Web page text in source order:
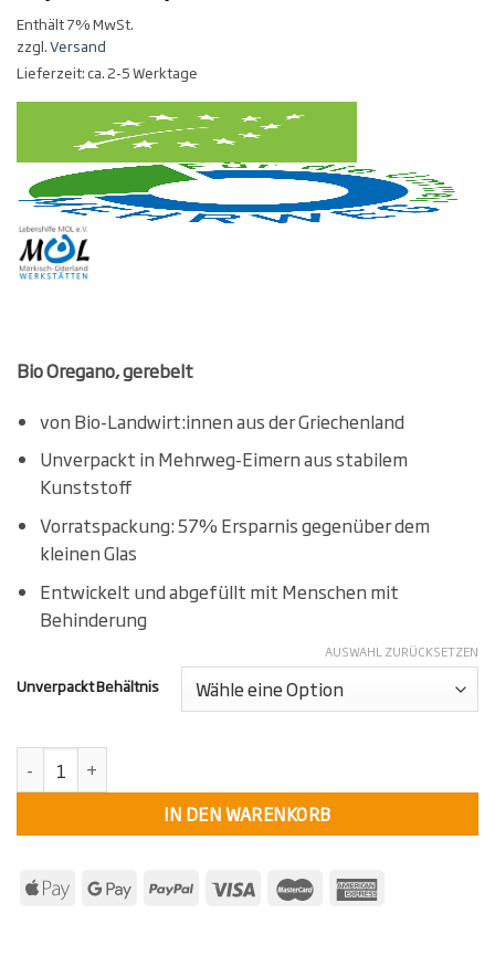
Enthält 7% MwSt.
zzgl.Versand
Lieferzeit: ca. 2-5 Werktage
Bio Oregano, gerebelt
von Bio-Landwirt:innen aus der Griechenland
Unverpackt in Mehrweg-Eimern aus stabilem
Kunststoff
Vorratspackung: 57% Ersparnis gegenüber dem
kleinen Glas
Entwickelt und abgefüllt mit Menschen mit
Behinderung
Unverpackt Behältnis
AUSWAHL ZURÜCKSETZEN
KollektivKräuter Bio Oregano (Unverpackt) Menge
IN DEN WARENKORB